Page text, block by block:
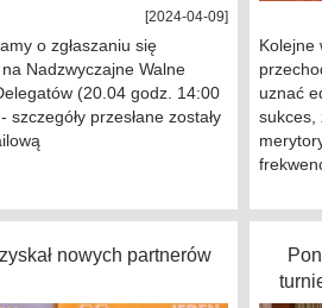
[2024-04-09]
o zgłaszaniu się
Nadzwyczajne Walne
(20.04 godz. 14:00
szczegóły przesłane zostały
Kolejne
uznać
sukces,
nowych partnerów